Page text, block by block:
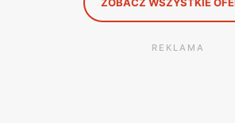
REKLAMA